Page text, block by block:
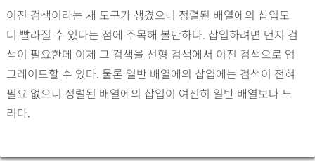
이진 검색이라는 새 도구가 생겼으니 정렬된 배열에의 삽입도
더 빨라질 수 있다는 점에 주목해 볼만하다. 삽입하려면 먼저 검
색이 필요한데 이제 그 검색을 선형 검색에서 이진 검색으로 업
그레이드할 수 있다. 물론 일반 배열에의 삽입에는 검색이 전혀
필요 없으니 정렬된 배열에의 삽입이 여전히 일반 배열보다 느
리다.